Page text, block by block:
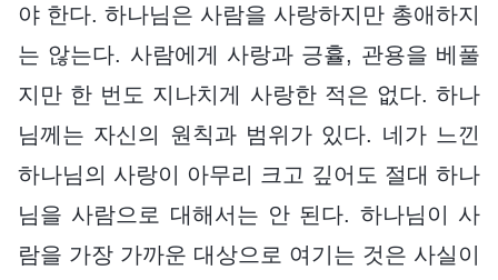
야 한다. 하나님은 사람을 사랑하지만 총애하지
는 않는다. 사람에게 사랑과 긍휼, 관용을 베풀
지만 한 번도 지나치게 사랑한 적은 없다. 하나
님께는 자신의 원칙과 범위가 있다. 네가 느낀
하나님의 사랑이 아무리 크고 깊어도 절대 하나
님을 사람으로 대해서는 안 된다. 하나님이 사
람을 가장 가까운 대상으로 여기는 것은 사실이